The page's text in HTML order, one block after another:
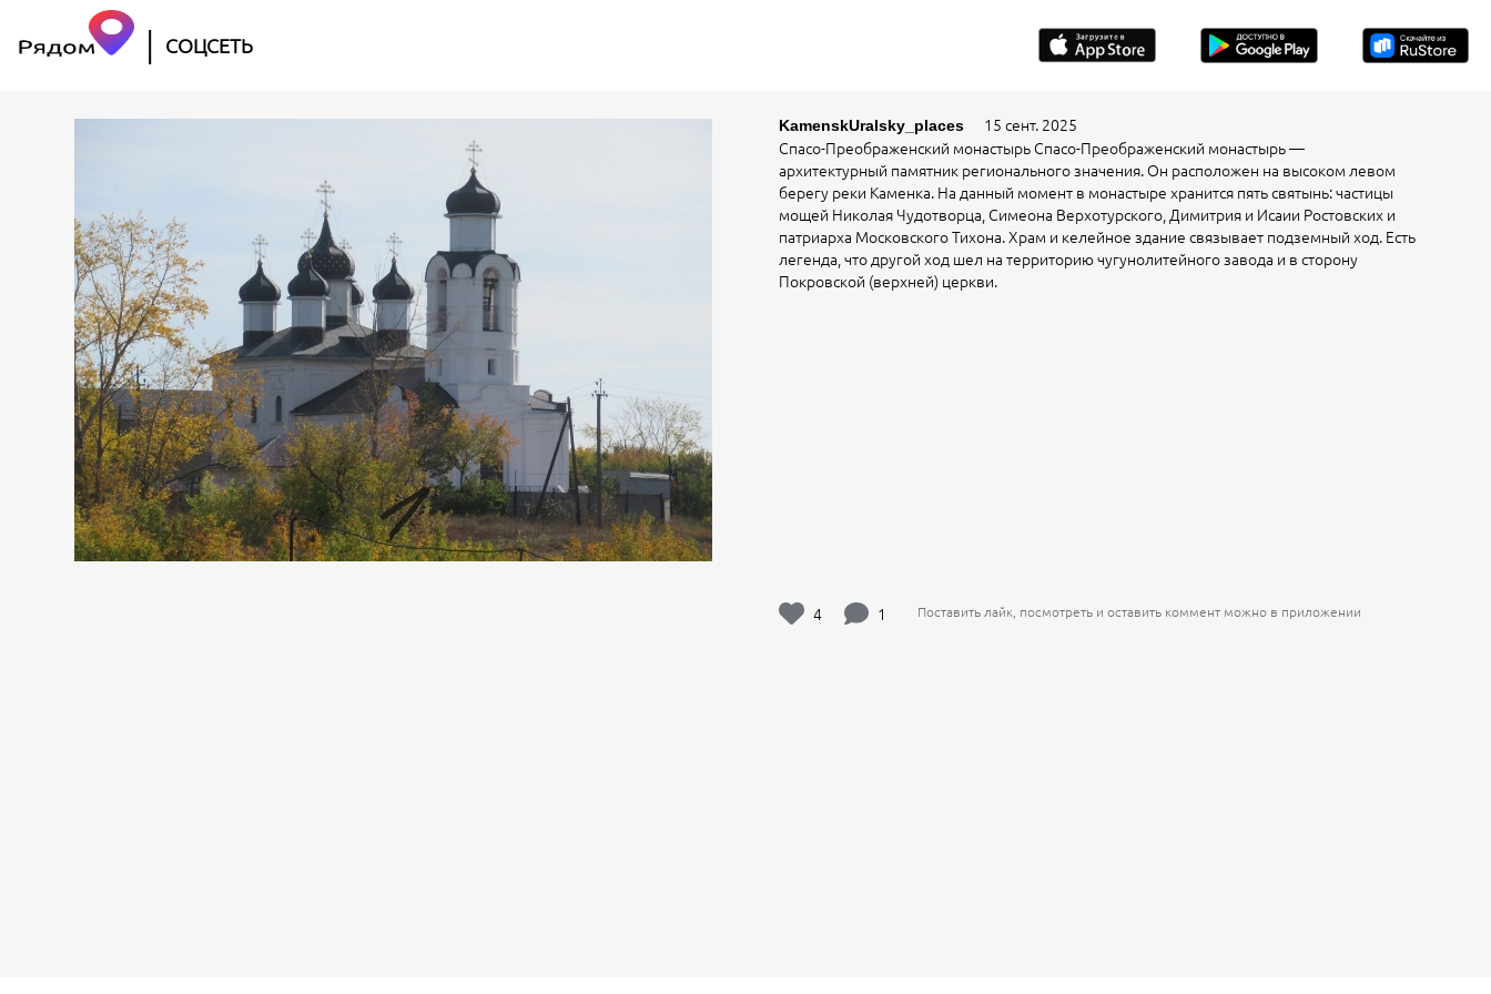
СОЦСЕТЬ
KamenskUralsky_places
15 сент. 2025
Спасо-Преображенский монастырь Спасо-Преображенский монастырь —
архитектурный памятник регионального значения. Он расположен на высоком левом
берегу реки Каменка. На данный момент в монастыре хранится пять святынь: частицы
мощей Николая Чудотворца, Симеона Верхотурского, Димитрия и Исаии Ростовских и
патриарха Московского Тихона. Храм и келейное здание связывает подземный ход. Есть
легенда, что другой ход шел на территорию чугунолитейного завода и в сторону
Покровской (верхней) церкви.
4 1 Поставить лайк, посмотреть и оставить коммент можно в приложении